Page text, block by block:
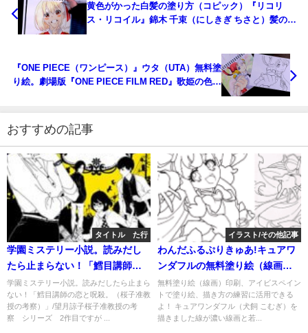
黄色がかった白髪の塗り方（コピック）『リコリ
ス・リコイル』錦木 千束（にしきぎ ちさと）髪の塗
『ONE PIECE（ワンピース）』ウタ（UTA）無料塗
り絵。劇場版『ONE PIECE FILM RED』歌姫の色塗
おすすめの記事
タイトル た行
学園ミステリー小説。読みだし
たら止まらない！「鱈目講師の
恋と呪殺。（桜子准教授の考
察）」/望月諒子
学園ミステリー小説。読みだしたら止まら
ない！「鱈目講師の恋と呪殺。（桜子准教
授の考察）」/望月諒子桜子准教授の考
察 シリーズ 2作目ですが ...
イラスト/その他記事
わんだふるぷりきゅあ!キュアワ
ンダフルの無料塗り絵（線画）
印刷、アイビスペイントで塗り
絵、描き方の練習に活用できる
よ！
無料塗り絵（線画）印刷、アイビスペイン
トで塗り絵、描き方の練習に活用できる
よ！ キュアワンダフル（犬飼 こむぎ）を
描きました線が濃い線画と若...